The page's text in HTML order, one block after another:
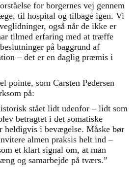
for borgernes vej gennem
til hospital og tilbage igen. Vi
også når de ikke er
tilmed erfaring med at træffe
på baggrund af
– det er en daglig præmis i
pointe, som Carsten Pedersen
på:
stået lidt udenfor – lidt som
betragtet i det somatiske
heldigvis i bevægelse. Måske bør
almen praksis helt ind –
et klart signal om, at man
og samarbejde på tværs.”